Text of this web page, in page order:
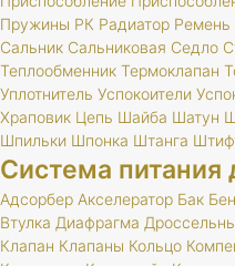
Пружины РК Радиатор Ремень
Сальник Сальниковая Седло
Теплообменник Термоклапан
Уплотнитель Успокоители
Храповик Цепь Шайба Шатун
Шпильки Шпонка Штанга
Система питания
Адсорбер Акселератор Бак
Втулка Диафрагма
Клапан Клапаны Кольцо